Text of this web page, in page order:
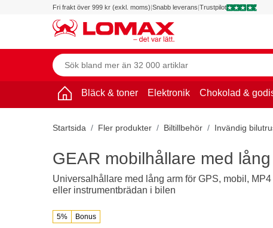
Fri frakt över 999 kr (exkl. moms)|Snabb leverans|Trustpilot
Bläck & toner Elektronik Chokolad &
Startsida Fler produkter Biltillbehör Invändig
5% Bonus
GEAR mobilhållare med
Universalhållare med lång arm för GPS, mobil,
eller instrumentbrädan i bilen